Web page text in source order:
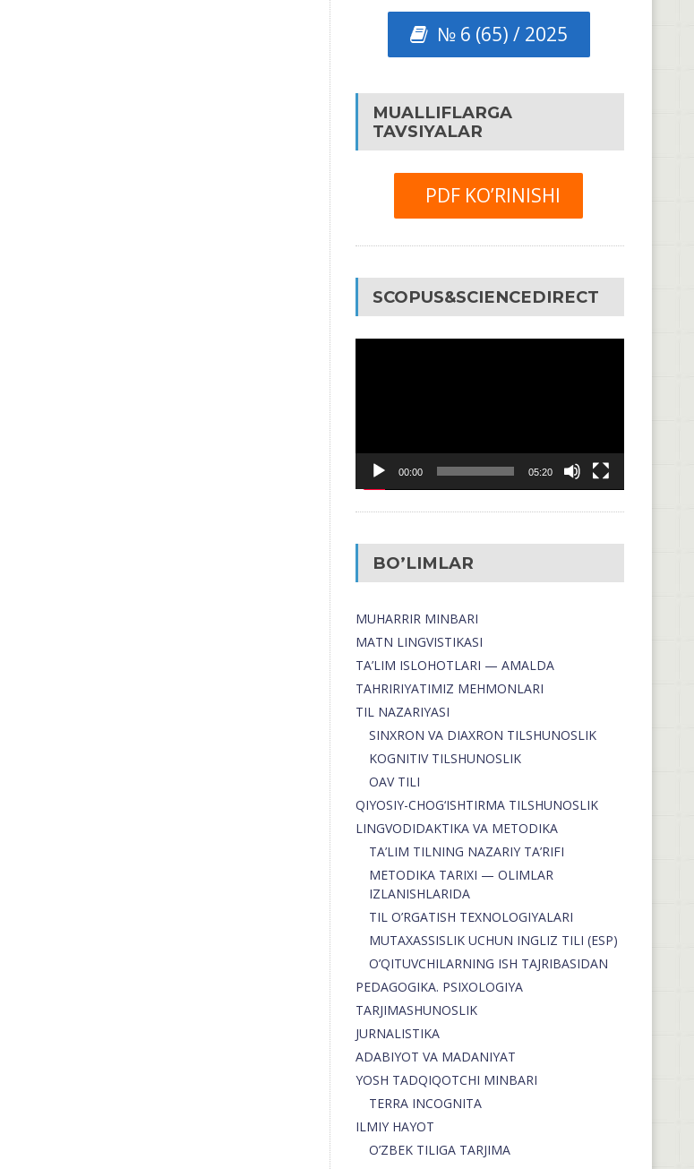
№ 6 (65) / 2025
MUALLIFLARGA
TAVSIYALAR
PDF KO’RINISHI
SCOPUS&SCIENCEDIRECT
00:00 05:20
BO’LIMLAR
MUHARRIR MINBARI
MATN LINGVISTIKASI
TA’LIM ISLOHOTLARI — AMALDA
TAHRIRIYATIMIZ MEHMONLARI
TIL NAZARIYASI
SINXRON VA DIAXRON TILSHUNOSLIK
KOGNITIV TILSHUNOSLIK
OAV TILI
QIYOSIY-CHOG‘ISHTIRMA TILSHUNOSLIK
LINGVODIDAKTIKA VA METODIKA
TA’LIM TILNING NAZARIY TA’RIFI
METODIKA TARIXI — OLIMLAR
IZLANISHLARIDA
TIL O’RGATISH TEXNOLOGIYALARI
MUTAXASSISLIK UCHUN INGLIZ TILI (ESP)
O’QITUVCHILARNING ISH TAJRIBASIDAN
PEDAGOGIKA. PSIXOLOGIYA
TARJIMASHUNOSLIK
JURNALISTIKA
ADABIYOT VA MADANIYAT
YOSH TADQIQOTCHI MINBARI
TERRA INCOGNITA
ILMIY HAYOT
O’ZBEK TILIGA TARJIMA